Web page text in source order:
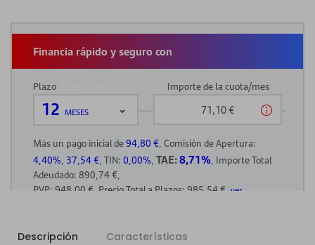
Descripción Características